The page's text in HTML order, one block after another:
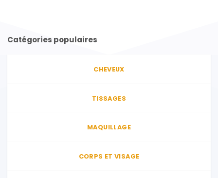
Catégories populaires
CHEVEUX
TISSAGES
MAQUILLAGE
CORPS ET VISAGE